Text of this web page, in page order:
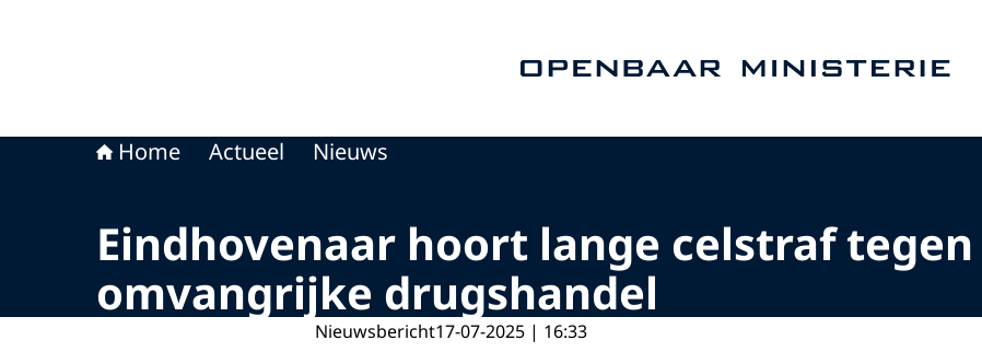
Home Actueel Nieuws
Eindhovenaar hoort lange celstraf
omvangrijke drugshandel
Nieuwsbericht17-07-2025 | 16:33